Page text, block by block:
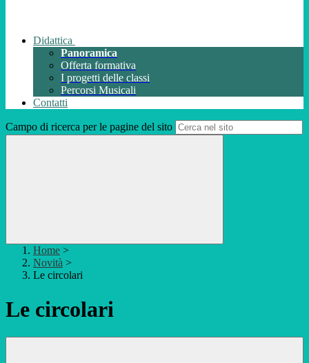
Didattica
Panoramica
Offerta formativa
I progetti delle classi
Percorsi Musicali
Contatti
Campo di ricerca per le pagine del sito
Home >
Novità >
Le circolari
Le circolari